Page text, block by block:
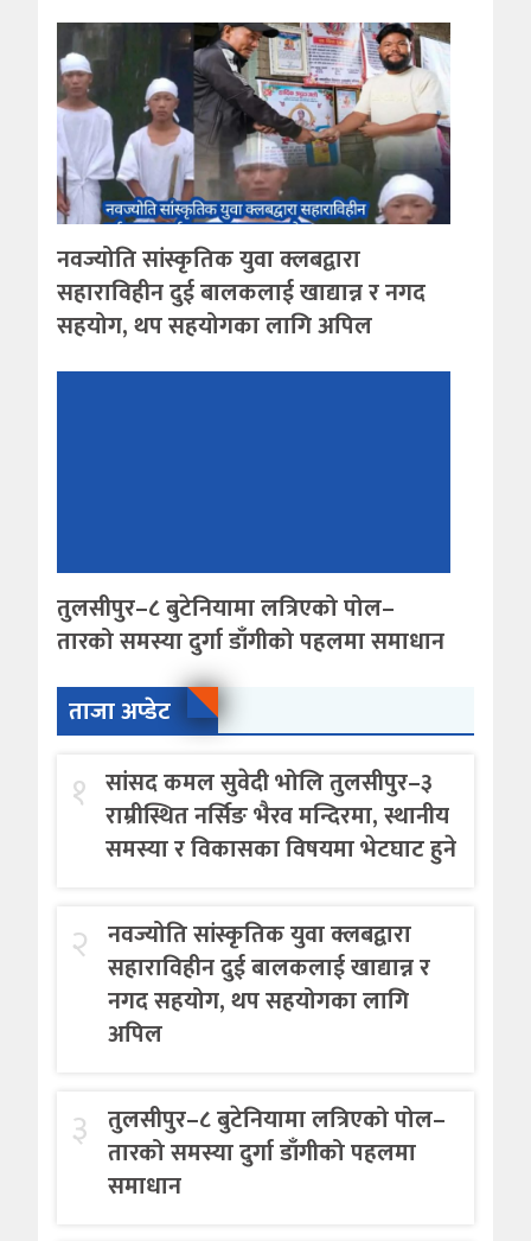
नवज्योति सांस्कृतिक युवा क्लबद्वारा
सहाराविहीन दुई बालकलाई खाद्यान्न र नगद
सहयोग, थप सहयोगका लागि अपिल
तुलसीपुर–८ बुटेनियामा लत्रिएको पोल–
तारको समस्या दुर्गा डाँगीको पहलमा समाधान
ताजा अप्डेट
१ सांसद कमल सुवेदी भोलि तुलसीपुर–३
राम्रीस्थित नर्सिङ भैरव मन्दिरमा, स्थानीय
समस्या र विकासका विषयमा भेटघाट हुने
२ नवज्योति सांस्कृतिक युवा क्लबद्वारा
सहाराविहीन दुई बालकलाई खाद्यान्न र
नगद सहयोग, थप सहयोगका लागि
अपिल
३ तुलसीपुर–८ बुटेनियामा लत्रिएको पोल–
तारको समस्या दुर्गा डाँगीको पहलमा
समाधान